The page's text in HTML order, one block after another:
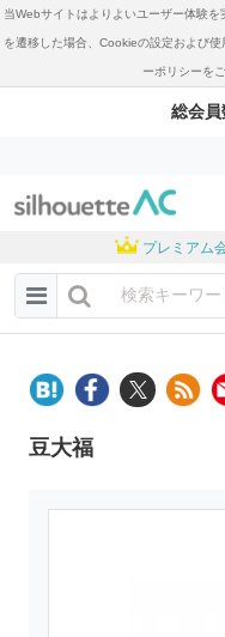
当Webサイトはよりよいユーザー体験
を遷移した場合、Cookieの設定および
ーポリシーを
総会員
プレミアム
豆大福